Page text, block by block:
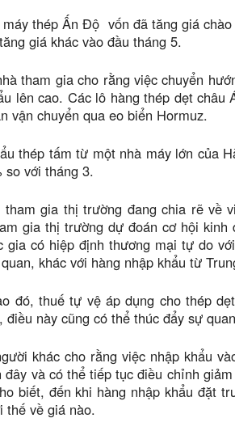
thép Ấn Độ vốn đã tăng giá
giá khác vào đầu tháng 5.
tham gia cho rằng việc chuyển
lên cao. Các lô hàng thép dẹt
vận chuyển qua eo biển Hormuz.
thép tấm từ một nhà máy lớn của
so với tháng 3.
tham gia thị trường đang chia rẽ về
gia thị trường dự đoán cơ hội
gia có hiệp định thương mại tự do
khác với hàng nhập khẩu từ
đó, thuế tự vệ áp dụng cho thép
điều này cũng có thể thúc đẩy sự
khác cho rằng việc nhập khẩu
đây và có thể tiếp tục điều chỉnh
biết, đến khi hàng nhập khẩu đặt
thế về giá nào.